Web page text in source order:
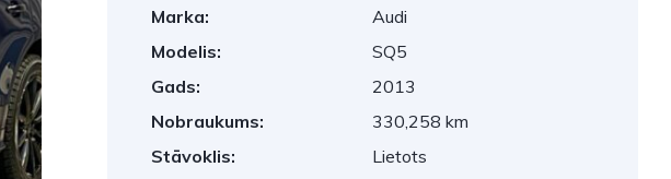
Marka:
Audi
Modelis:
SQ5
Gads:
2013
Nobraukums:
330,258 km
Stāvoklis:
Lietots